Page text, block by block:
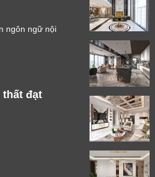
ngôn ngữ nội
thất đạt